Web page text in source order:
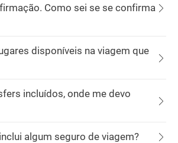
Como sei se se confirma
disponíveis na viagem que
incluídos, onde me devo
algum seguro de viagem?